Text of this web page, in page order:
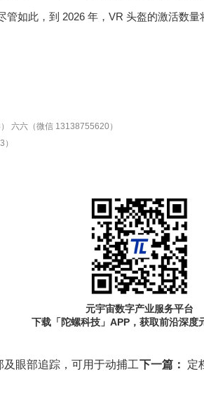
如此，到 2026 年，VR 头盔的激活数量
六六（微信 13138755620）
元宇宙数字产业服务平台
下载「陀螺科技」APP，获取前沿深度
眼部追踪，可用于动捕工下一篇： 定